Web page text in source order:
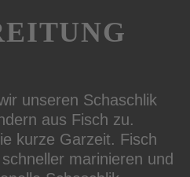
unseren Schaschlik
aus Fisch zu.
kurze Garzeit. Fisch
marinieren und